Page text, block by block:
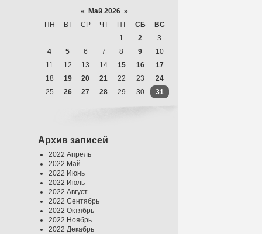
« Май 2026 »
ПН
ВТ СР ЧТ ПТ СБ
ВС
1
2
3
4
5 6 7 8 9
10
11
12 13 14 15 16
17
18
19 20 21 22 23
24
25
26 27 28 29 30 31
Архив записей
2022 Апрель
2022 Май
2022 Июнь
2022 Июль
2022 Август
2022 Сентябрь
2022 Октябрь
2022 Ноябрь
2022 Декабрь